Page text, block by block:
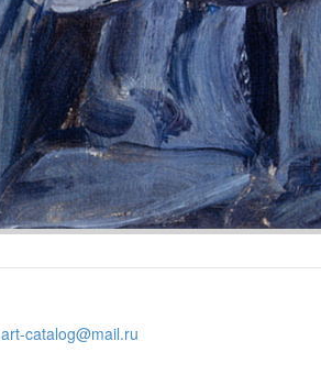
art-catalog@mail.ru